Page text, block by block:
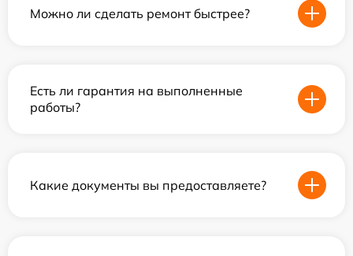
Можно ли сделать ремонт быстрее?
Есть ли гарантия на выполненные
работы?
Какие документы вы предоставляете?